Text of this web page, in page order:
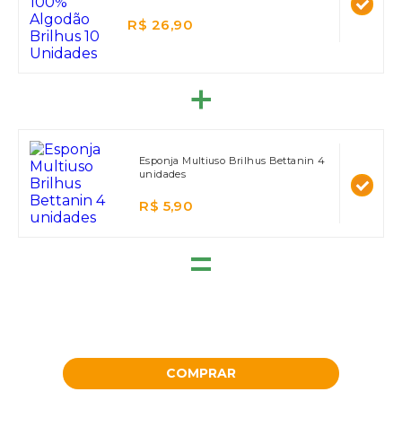
R$ 26,90
Esponja Multiuso Brilhus Bettanin 4
unidades
R$ 5,90
=
COMPRAR